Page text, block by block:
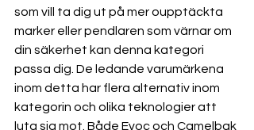
som vill ta dig ut på mer oupptäckta
marker eller pendlaren som värnar om
din säkerhet kan denna kategori
passa dig. De ledande varumärkena
inom detta har flera alternativ inom
kategorin och olika teknologier att
luta sig mot. Både Evoc och Camelbak